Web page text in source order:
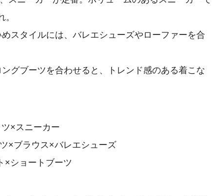
めスタイルには、バレエシューズやローファーを合
グブーツを合わせると、トレンド感のある着こな
×スニーカー
×ブラウス×バレエシューズ
×ショートブーツ